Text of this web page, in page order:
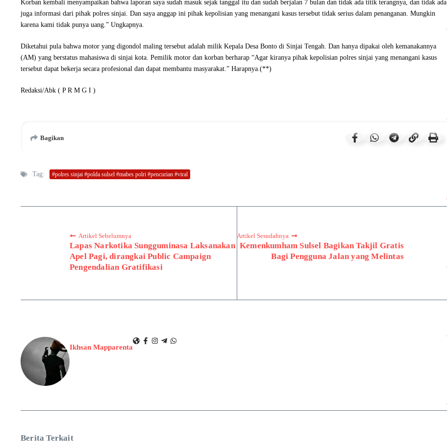
Korban kembali menyampaikan bahwa laporan saya sudah masuk sejak tanggal itu dan sudah berjalan 7 bulan dan tidak ada titik terangnya, dan tidak ada
juga informasi dari pihak polres sinjai. Dan saya anggap ini pihak kepolisian yang menangani kasus tersebut tidak serius dalam penanganan. Mungkin
karena kami tidak punya uang.” Ungkapnya.
Diketahui pula bahwa motor yang digondol maling tersebut adalah milik Kepala Desa Bonto di Sinjai Tengah. Dan hanya dipakai oleh kemanakannya
(AM) yang berstatus mahasiswa di sinjai kota. Pemilik motor dan korban berharap “Agar kiranya pihak kepolisian polres sinjai yang menangani kasus
tersebut dapat bekerja secara profesional dan dapat membantu masyarakat.” Harapnya.(**)
Redaksi/Abk ( P R M G I )
Bagikan
Tag: #polres sinjai #polda sulsel #mabes polri #pencurian #viral
Artikel Sebelumnya
Lapas Narkotika Sungguminasa Laksanakan
Apel Pagi, dirangkai Public Campaign
Pengendalian Gratifikasi
Artikel Sesudahnya
Kemenkumham Sulsel Bagikan Takjil Gratis
Bagi Pengguna Jalan yang Melintas
Ikhsan Mapparenta
Berita Terkait